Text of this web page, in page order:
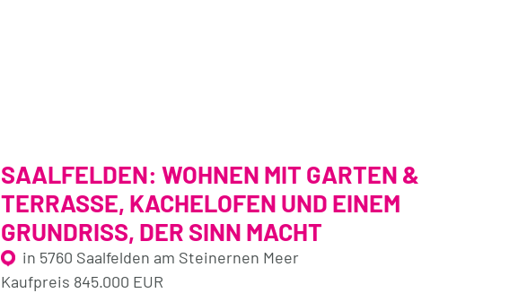
SAALFELDEN: WOHNEN MIT GARTEN &
TERRASSE, KACHELOFEN UND EINEM
GRUNDRISS, DER SINN MACHT
in 5760 Saalfelden am Steinernen Meer
Kaufpreis 845.000 EUR